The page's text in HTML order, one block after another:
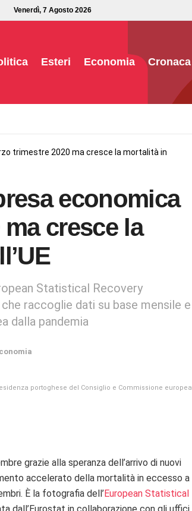
Venerdì, 7 Agosto 2026
Esteri Economia Cronaca
trimestre 2020 ma cresce la mortalità in
economica
cresce la
Statistical Recovery
raccoglie dati su base mensile e
dalla pandemia
portoghese del Consiglio e Commissione europea
grazie alla speranza dell’arrivo di nuovi
accelerato della mortalità in eccesso a
È la fotografia dell’European Statistical